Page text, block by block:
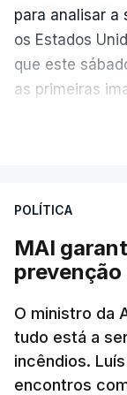
para analisar a
os Estados
que este
as primeiras
Mehr na rede
israelita, que
de que o líder
crítico na
último dia de
ayatollah Ali
família.
POLÍTICA
MAI
O ministro da
tudo está a
incêndios.
encontros